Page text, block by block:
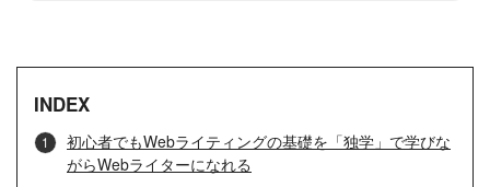
INDEX
初心者でもWebライティングの基礎を「独学」で学びな
がらWebライターになれる